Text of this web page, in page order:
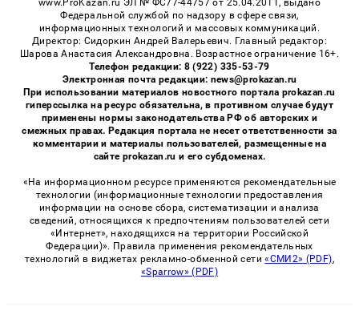
www.ProKazan.ru ЭЛ № ФС77-44757 от 25.04.2011, выдано
Федеральной службой по надзору в сфере связи,
информационных технологий и массовых коммуникаций.
Директор: Сидоркин Андрей Валерьевич. Главный редактор:
Шарова Анастасия Александровна. Возрастное ограничение 16+.
Телефон редакции: 8 (922) 335-53-79
Электронная почта редакции: news@prokazan.ru
При использовании материалов новостного портала prokazan.ru
гиперссылка на ресурс обязательна, в противном случае будут
применены нормы законодательства РФ об авторских и
смежных правах. Редакция портала не несет ответственности за
комментарии и материалы пользователей, размещенные на
сайте prokazan.ru и его субдоменах.
«На информационном ресурсе применяются рекомендательные
технологии (информационные технологии предоставления
информации на основе сбора, систематизации и анализа
сведений, относящихся к предпочтениям пользователей сети
«Интернет», находящихся на территории Российской
Федерации)». Правила применения рекомендательных
технологий в виджетах рекламно-обменной сети«СМИ2» (PDF),
«Sparrow» (PDF)